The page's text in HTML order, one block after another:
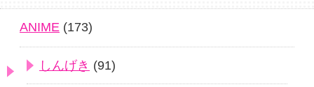
ANIME (173)
しんげき (91)